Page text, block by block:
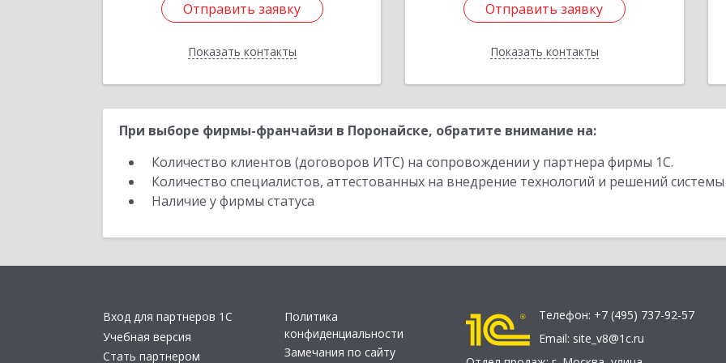
Отправить заявку
Показать контакты
Отправить заявку
Назад
Отправить заявку
Показать контакты
Отправить заявку
Назад
При выборе фирмы-франчайзи в Поронайске, обратите внимание на:
Количество клиентов (договоров ИТС) на сопровождении у партнера фирмы 1С.
Количество специалистов, аттестованных на внедрение технологий и решений
Наличие у фирмы статуса
Вход для партнеров 1С
Учебная версия
Стать партнером
Политика
конфиденциальности
Замечания по сайту
Телефон: +7 (495) 737-92-57
Email: site_v8@1c.ru